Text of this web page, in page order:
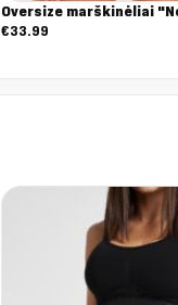
Oversize marškinėliai
€33.99